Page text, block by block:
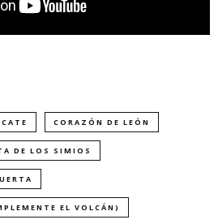
CORAZÓN DE LEÓN
DE LOS SIMIOS
EL VOLCÁN)